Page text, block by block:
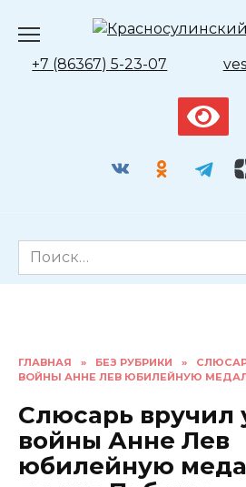
содержанию
+7 (86367) 5-23-07
Search
for:
ГЛАВНАЯ » БЕЗ РУБРИКИ »
ВОЙНЫ АННЕ ЛЕВ ЮБИЛЕЙНУЮ
Слюсарь вручил
войны Анне Лев
юбилейную